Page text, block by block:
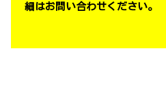
細はお問い合わせください。